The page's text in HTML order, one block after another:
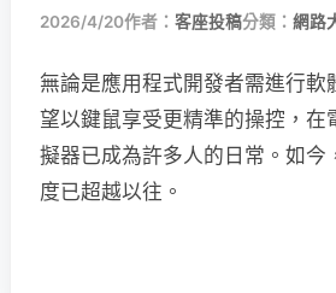
2026/4/20作者： 客座投稿分類： 網路
無論是應用程式開發者需進行軟
望以鍵鼠享受更精準的操控，
擬器已成為許多人的日常。如今
度已超越以往。